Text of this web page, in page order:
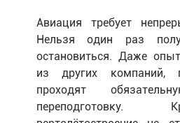
Авиация требует
Нельзя один раз
остановиться. Даже
из других компаний,
проходят